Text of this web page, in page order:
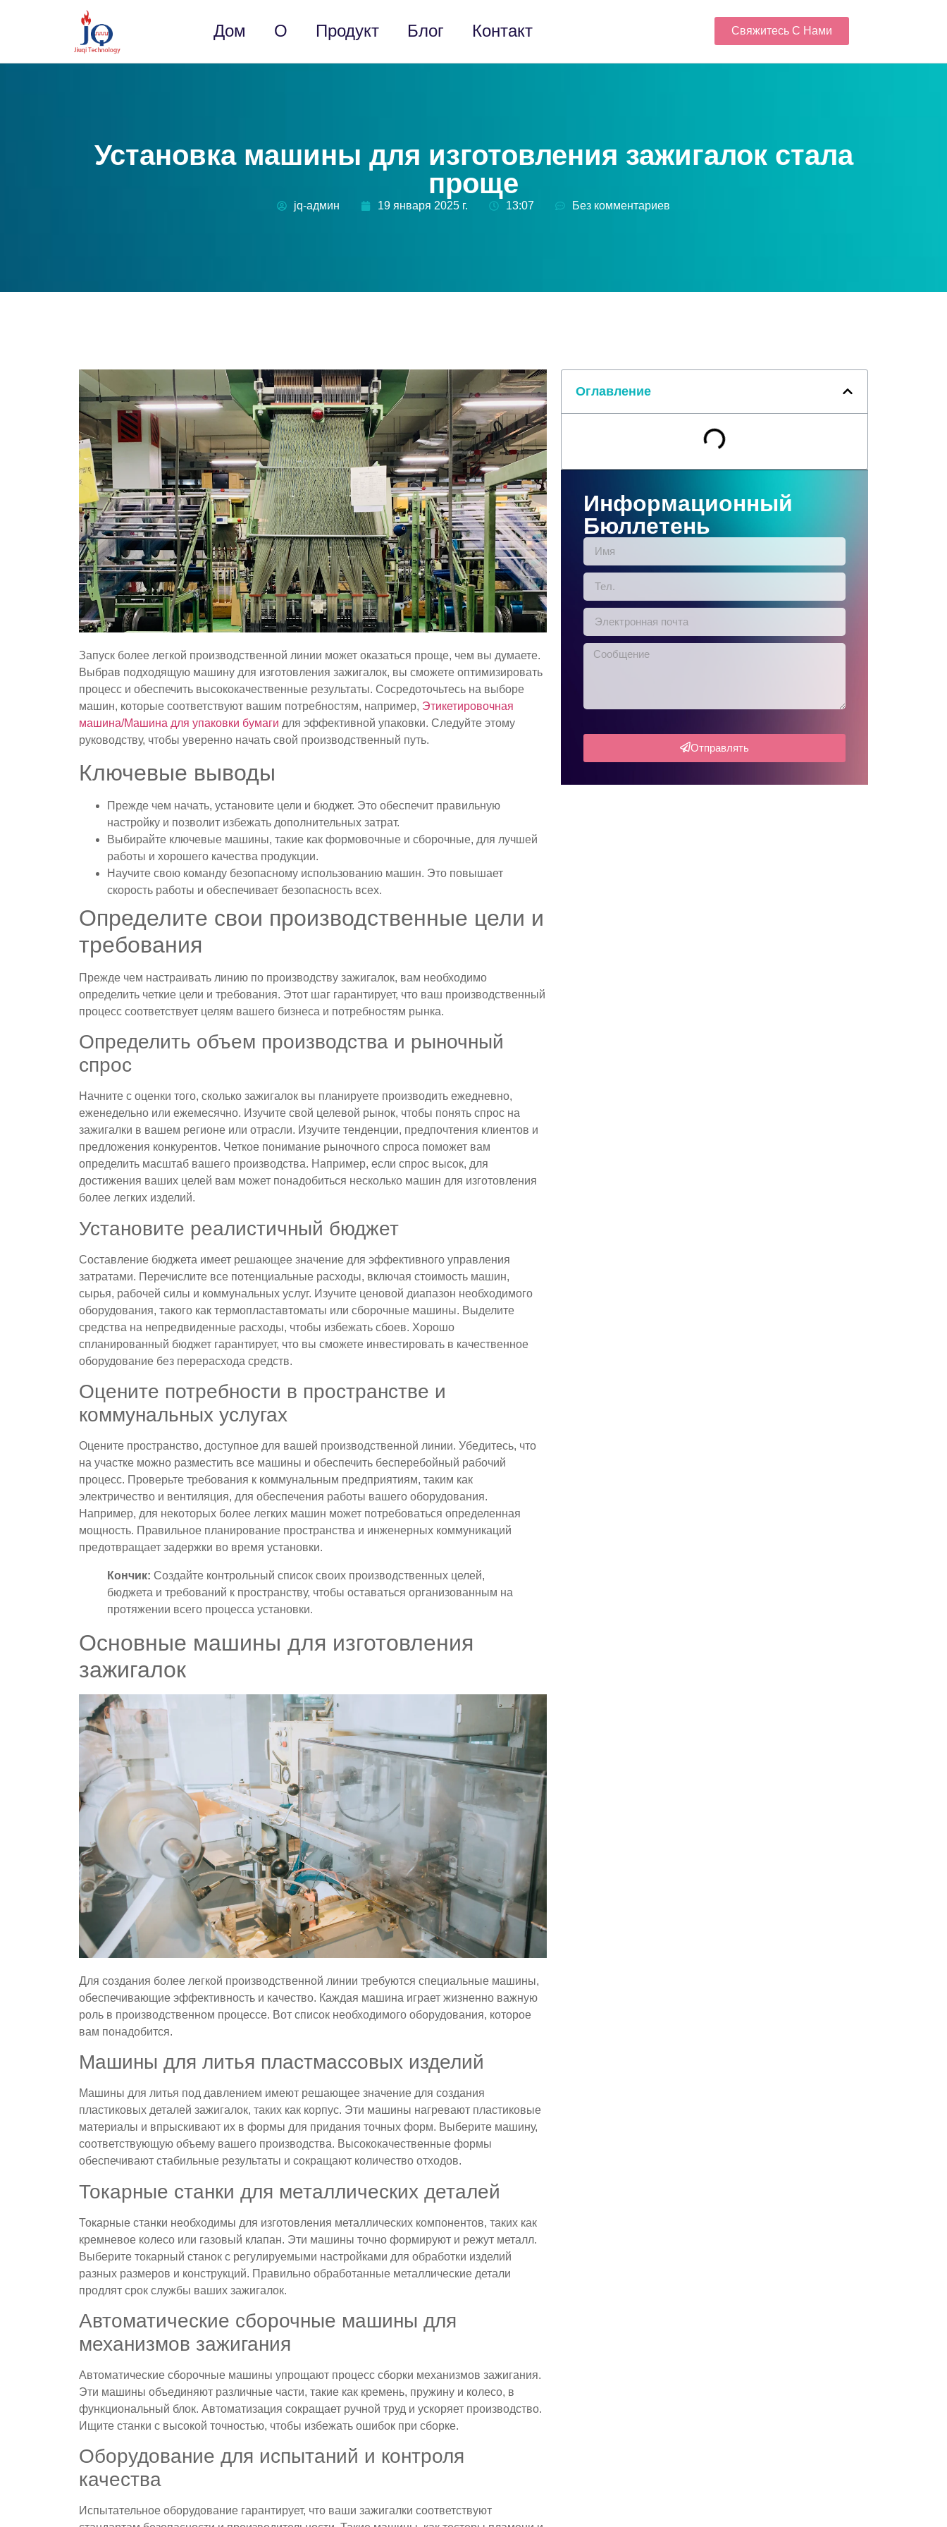
Дом О Продукт Блог Контакт Свяжитесь С Нами
Установка машины для изготовления зажигалок стала
проще
jq-админ 19 января 2025 г. 13:07 Без комментариев
Запуск более легкой производственной линии может оказаться проще, чем вы думаете.
Выбрав подходящую машину для изготовления зажигалок, вы сможете оптимизировать
процесс и обеспечить высококачественные результаты. Сосредоточьтесь на выборе
машин, которые соответствуют вашим потребностям, например, Этикетировочная
машина/Машина для упаковки бумаги для эффективной упаковки. Следуйте этому
руководству, чтобы уверенно начать свой производственный путь.
Ключевые выводы
Прежде чем начать, установите цели и бюджет. Это обеспечит правильную
настройку и позволит избежать дополнительных затрат.
Выбирайте ключевые машины, такие как формовочные и сборочные, для лучшей
работы и хорошего качества продукции.
Научите свою команду безопасному использованию машин. Это повышает
скорость работы и обеспечивает безопасность всех.
Определите свои производственные цели и
требования
Прежде чем настраивать линию по производству зажигалок, вам необходимо
определить четкие цели и требования. Этот шаг гарантирует, что ваш производственный
процесс соответствует целям вашего бизнеса и потребностям рынка.
Определить объем производства и рыночный
спрос
Начните с оценки того, сколько зажигалок вы планируете производить ежедневно,
еженедельно или ежемесячно. Изучите свой целевой рынок, чтобы понять спрос на
зажигалки в вашем регионе или отрасли. Изучите тенденции, предпочтения клиентов и
предложения конкурентов. Четкое понимание рыночного спроса поможет вам
определить масштаб вашего производства. Например, если спрос высок, для
достижения ваших целей вам может понадобиться несколько машин для изготовления
более легких изделий.
Установите реалистичный бюджет
Составление бюджета имеет решающее значение для эффективного управления
затратами. Перечислите все потенциальные расходы, включая стоимость машин,
сырья, рабочей силы и коммунальных услуг. Изучите ценовой диапазон необходимого
оборудования, такого как термопластавтоматы или сборочные машины. Выделите
средства на непредвиденные расходы, чтобы избежать сбоев. Хорошо
спланированный бюджет гарантирует, что вы сможете инвестировать в качественное
оборудование без перерасхода средств.
Оцените потребности в пространстве и
коммунальных услугах
Оцените пространство, доступное для вашей производственной линии. Убедитесь, что
на участке можно разместить все машины и обеспечить бесперебойный рабочий
процесс. Проверьте требования к коммунальным предприятиям, таким как
электричество и вентиляция, для обеспечения работы вашего оборудования.
Например, для некоторых более легких машин может потребоваться определенная
мощность. Правильное планирование пространства и инженерных коммуникаций
предотвращает задержки во время установки.
Кончик: Создайте контрольный список своих производственных целей,
бюджета и требований к пространству, чтобы оставаться организованным на
протяжении всего процесса установки.
Основные машины для изготовления
зажигалок
Для создания более легкой производственной линии требуются специальные машины,
обеспечивающие эффективность и качество. Каждая машина играет жизненно важную
роль в производственном процессе. Вот список необходимого оборудования, которое
вам понадобится.
Машины для литья пластмассовых изделий
Машины для литья под давлением имеют решающее значение для создания
пластиковых деталей зажигалок, таких как корпус. Эти машины нагревают пластиковые
материалы и впрыскивают их в формы для придания точных форм. Выберите машину,
соответствующую объему вашего производства. Высококачественные формы
обеспечивают стабильные результаты и сокращают количество отходов.
Токарные станки для металлических деталей
Токарные станки необходимы для изготовления металлических компонентов, таких как
кремневое колесо или газовый клапан. Эти машины точно формируют и режут металл.
Выберите токарный станок с регулируемыми настройками для обработки изделий
разных размеров и конструкций. Правильно обработанные металлические детали
продлят срок службы ваших зажигалок.
Автоматические сборочные машины для
механизмов зажигания
Автоматические сборочные машины упрощают процесс сборки механизмов зажигания.
Эти машины объединяют различные части, такие как кремень, пружину и колесо, в
функциональный блок. Автоматизация сокращает ручной труд и ускоряет производство.
Ищите станки с высокой точностью, чтобы избежать ошибок при сборке.
Оборудование для испытаний и контроля
качества
Испытательное оборудование гарантирует, что ваши зажигалки соответствуют
Оглавление
Информационный
Бюллетень
Отправлять